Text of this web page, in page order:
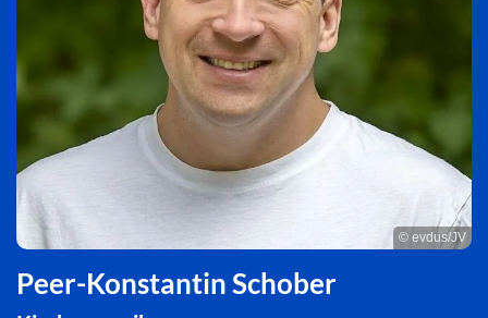
© evdus/JV
Peer-Konstantin Schober